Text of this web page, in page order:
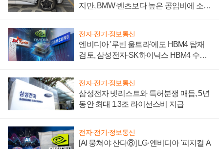
지만, BMW·벤츠보다 높은 공임비에 소비
전자·전기·정보통신
엔비디아 '루빈 울트라'에도 HBM4 탑재
검토, 삼성전자·SK하이닉스 HBM4 수율
전자·전기·정보통신
삼성전자 넷리스트와 특허분쟁 매듭, 5년
동안 최대 1.3조 라이선스비 지급
전자·전기·정보통신
[AI 뭉쳐야 산다⑧] LG·엔비디아 '피지컬 A